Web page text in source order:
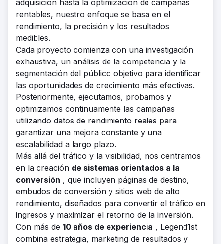
adquisición hasta la optimización de campañas
rentables, nuestro enfoque se basa en el
rendimiento, la precisión y los resultados
medibles.
Cada proyecto comienza con una investigación
exhaustiva, un análisis de la competencia y la
segmentación del público objetivo para identificar
las oportunidades de crecimiento más efectivas.
Posteriormente, ejecutamos, probamos y
optimizamos continuamente las campañas
utilizando datos de rendimiento reales para
garantizar una mejora constante y una
escalabilidad a largo plazo.
Más allá del tráfico y la visibilidad, nos centramos
en la creación de sistemas orientados a la
conversión , que incluyen páginas de destino,
embudos de conversión y sitios web de alto
rendimiento, diseñados para convertir el tráfico en
ingresos y maximizar el retorno de la inversión.
Con más de 10 años de experiencia , Legend1st
combina estrategia, marketing de resultados y